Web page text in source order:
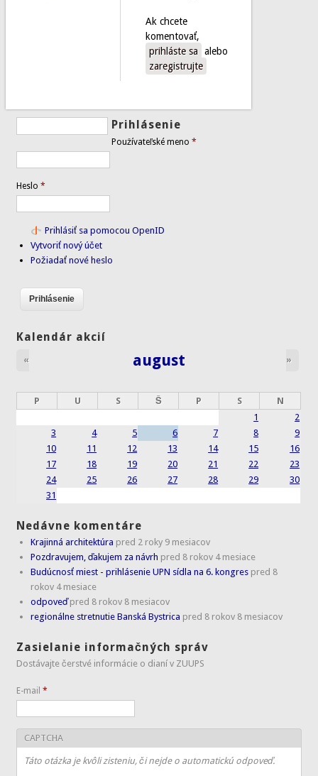
Ak chcete
komentovať,
prihláste sa
alebo
zaregistrujte
Prihlásenie
Používateľské meno*
Heslo*
Prihlásiť sa pomocou OpenID
Vytvoriť nový účet
Požiadať nové heslo
Kalendár akcií
august
« »
P U S Š P S
N
1
2
3
4 5 6 7 8
9
10
11 12 13 14 15
16
17
18 19 20 21 22
23
24
25 26 27 28 29
30
31
Nedávne komentáre
Krajinná architektúra pred 2 roky 9 mesiacov
Pozdravujem, ďakujem za návrh pred 8 rokov 4 mesiace
Budúcnosť miest - prihlásenie UPN sídla na 6. kongres pred 8
rokov 4 mesiace
odpoveď pred 8 rokov 8 mesiacov
regionálne stretnutie Banská Bystrica pred 8 rokov 8 mesiacov
Zasielanie informačných správ
Dostávajte čerstvé informácie o dianí v ZUUPS
E-mail*
CAPTCHA
Táto otázka je kvôli zisteniu, či nejde o automatickú odpoveď.